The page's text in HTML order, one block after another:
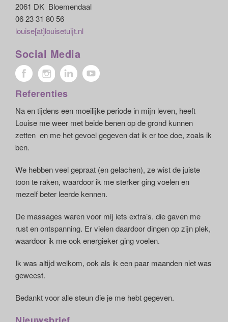
2061 DK Bloemendaal
06 23 31 80 56
louise[at]louisetuijt.nl
Social Media
Referenties
Na en tijdens een moeilijke periode in mijn leven, heeft
Louise me weer met beide benen op de grond kunnen
zetten en me het gevoel gegeven dat ik er toe doe, zoals ik
ben.
We hebben veel gepraat (en gelachen), ze wist de juiste
toon te raken, waardoor ik me sterker ging voelen en
mezelf beter leerde kennen.
De massages waren voor mij iets extra’s. die gaven me
rust en ontspanning. Er vielen daardoor dingen op zijn plek,
waardoor ik me ook energieker ging voelen.
Ik was altijd welkom, ook als ik een paar maanden niet was
geweest.
Bedankt voor alle steun die je me hebt gegeven.